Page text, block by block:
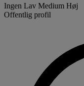
Ingen Lav Medium Høj
Offentlig profil